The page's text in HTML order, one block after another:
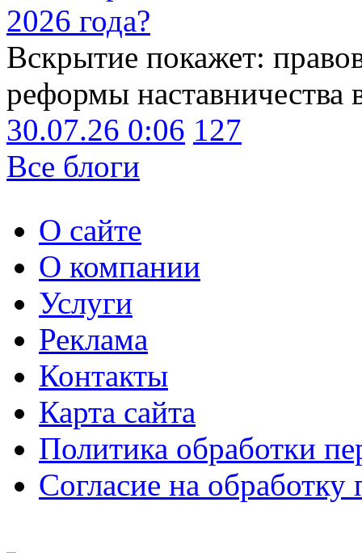
2026 года?
Вскрытие покажет:
реформы наставничества
30.07.26 0:06 127
Все блоги
О сайте
О компании
Услуги
Реклама
Контакты
Карта сайта
Политика обработки
Согласие на